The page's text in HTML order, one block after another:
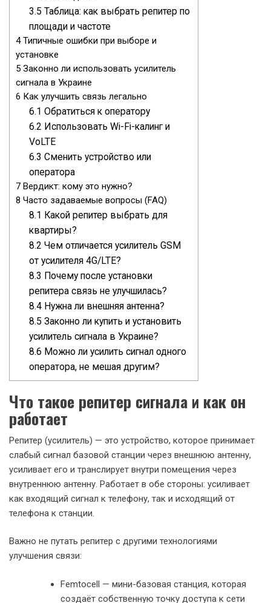
3.5 Таблица: как выбрать репитер по
площади и частоте
4Типичные ошибки при выборе и
установке
5 Законно ли использовать усилитель
сигнала в Украине
6 Как улучшить связь легально
6.1 Обратиться к оператору
6.2 Использовать Wi-Fi-калинг и
VoLTE
6.3 Сменить устройство или
оператора
7 Вердикт: кому это нужно?
8 Часто задаваемые вопросы (FAQ)
8.1 Какой репитер выбрать для
квартиры?
8.2 Чем отличается усилитель GSM
от усилителя 4G/LTE?
8.3 Почему после установки
репитера связь не улучшилась?
8.4 Нужна ли внешняя антенна?
8.5 Законно ли купить и установить
усилитель сигнала в Украине?
8.6 Можно ли усилить сигнал одного
оператора, не мешая другим?
Что такое репитер сигнала и как он
работает
Репитер (усилитель) — это устройство, которое принимает
слабый сигнал базовой станции через внешнюю антенну,
усиливает его и транслирует внутри помещения через
внутреннюю антенну. Работает в обе стороны: усиливает
как входящий сигнал к телефону, так и исходящий от
телефона к станции.
Важно не путать репитер с другими технологиями
улучшения связи:
Femtocell — мини-базовая станция, которая
создаёт собственную точку доступа к сети